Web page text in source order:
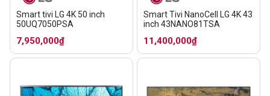
Smart tivi LG 4K 50 inch
50UQ7050PSA
7,950,000₫
Smart Tivi NanoCell LG 4K 43
inch 43NANO81TSA
11,400,000₫